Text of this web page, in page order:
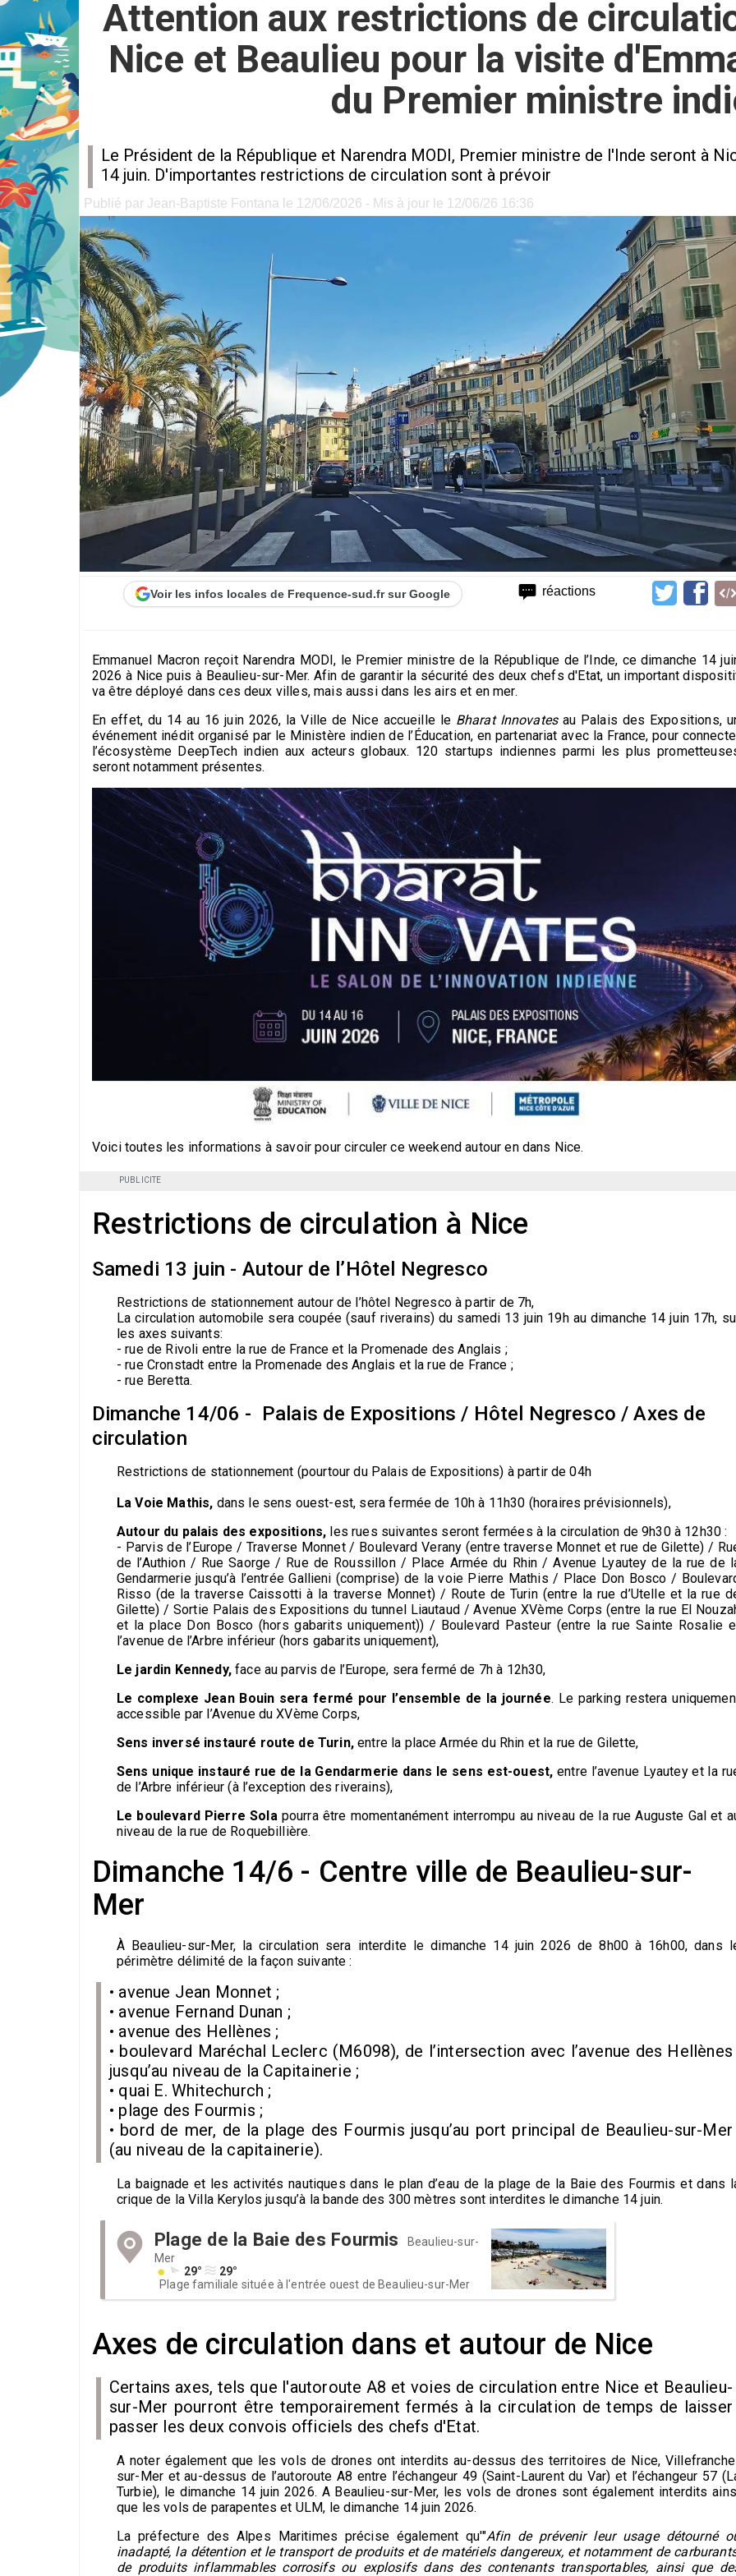
Attention aux restrictions de
Nice et Beaulieu pour la visite
du Premier ministre
Le Président de la République et Narendra MODI, Premier ministre de l'Inde seront à
14 juin. D'importantes restrictions de circulation sont à prévoir
Publié par Jean-Baptiste Fontana le 12/06/2026 - Mis à jour le 12/06/26 16:36
réactions
Voir les infos locales de Frequence-sud.fr sur Google
Emmanuel Macron reçoit Narendra MODI, le Premier ministre de la République de l’Inde, ce dimanche 14
2026 à Nice puis à Beaulieu-sur-Mer. Afin de garantir la sécurité des deux chefs d'Etat, un important
va être déployé dans ces deux villes, mais aussi dans les airs et en mer.
En effet, du 14 au 16 juin 2026, la Ville de Nice accueille le Bharat Innovatesau Palais des Expositions,
événement inédit organisé par le Ministère indien de l’Éducation, en partenariat avec la France, pour
l’écosystème DeepTech indien aux acteurs globaux. 120 startups indiennes parmi les plus
seront notamment présentes.
Voici toutes les informations à savoir pour circuler ce weekend autour en dans Nice.
PUBLICITE
Restrictions de circulation à Nice
Samedi 13 juin - Autour de l’Hôtel Negresco
Restrictions de stationnement autour de l’hôtel Negresco à partir de 7h,
La circulation automobile sera coupée (sauf riverains) du samedi 13 juin 19h au dimanche 14 juin 17h,
les axes suivants:
- rue de Rivoli entre la rue de France et la Promenade des Anglais ;
- rue Cronstadt entre la Promenade des Anglais et la rue de France ;
- rue Beretta.
Dimanche 14/06 - Palais de Expositions / Hôtel Negresco / Axes de
circulation
Restrictions de stationnement (pourtour du Palais de Expositions) à partir de 04h
La Voie Mathis, dans le sens ouest-est, sera fermée de 10h à 11h30 (horaires prévisionnels),
Autour du palais des expositions, les rues suivantes seront fermées à la circulation de 9h30 à 12h30 :
- Parvis de l’Europe / Traverse Monnet / Boulevard Verany (entre traverse Monnet et rue de Gilette) /
de l’Authion / Rue Saorge / Rue de Roussillon / Place Armée du Rhin / Avenue Lyautey de la rue de
Gendarmerie jusqu’à l’entrée Gallieni (comprise) de la voie Pierre Mathis / Place Don Bosco /
Risso (de la traverse Caissotti à la traverse Monnet) / Route de Turin (entre la rue d’Utelle et la rue
Gilette) / Sortie Palais des Expositions du tunnel Liautaud / Avenue XVème Corps (entre la rue El
et la place Don Bosco (hors gabarits uniquement)) / Boulevard Pasteur (entre la rue Sainte Rosalie
l’avenue de l’Arbre inférieur (hors gabarits uniquement),
Le jardin Kennedy,face au parvis de l’Europe, sera fermé de 7h à 12h30,
Le complexe Jean Bouin sera fermé pour l’ensemble de la journée. Le parking restera
accessible par l’Avenue du XVème Corps,
Sens inversé instauré route de Turin,entre la place Armée du Rhin et la rue de Gilette,
Sens unique instauré rue de la Gendarmerie dans le sens est-ouest, entre l’avenue Lyautey et la
de l’Arbre inférieur (à l’exception des riverains),
Le boulevard Pierre Solapourra être momentanément interrompu au niveau de la rue Auguste Gal et
niveau de la rue de Roquebillière.
Dimanche 14/6 - Centre ville de Beaulieu-sur-
Mer
À Beaulieu-sur-Mer, la circulation sera interdite le dimanche 14 juin 2026 de 8h00 à 16h00, dans
périmètre délimité de la façon suivante :
• avenue Jean Monnet ;
• avenue Fernand Dunan ;
• avenue des Hellènes ;
• boulevard Maréchal Leclerc (M6098), de l’intersection avec l’avenue des Hellènes
jusqu’au niveau de la Capitainerie ;
• quai E. Whitechurch ;
• plage des Fourmis ;
• bord de mer, de la plage des Fourmis jusqu’au port principal de Beaulieu-sur-Mer
(au niveau de la capitainerie).
La baignade et les activités nautiques dans le plan d’eau de la plage de la Baie des Fourmis et dans
crique de la Villa Kerylos jusqu’à la bande des 300 mètres sont interdites le dimanche 14 juin.
Plage de la Baie des Fourmis
Beaulieu-sur-
Mer
29°
29°
Plage familiale située à l'entrée ouest de Beaulieu-sur-Mer
Axes de circulation dans et autour de Nice
Certains axes, tels que l'autoroute A8 et voies de circulation entre Nice et Beaulieu-
sur-Mer pourront être temporairement fermés à la circulation de temps de laisser
passer les deux convois officiels des chefs d'Etat.
A noter également que les vols de drones ont interdits au-dessus des territoires de Nice,
sur-Mer et au-dessus de l’autoroute A8 entre l’échangeur 49 (Saint-Laurent du Var) et l’échangeur 57
Turbie), le dimanche 14 juin 2026. A Beaulieu-sur-Mer, les vols de drones sont également interdits
que les vols de parapentes et ULM, le dimanche 14 juin 2026.
La préfecture des Alpes Maritimes précise également qu'"Afin de prévenir leur usage détourné
inadapté, la détention et le transport de produits et de matériels dangereux, et notamment de
de produits inflammables corrosifs ou explosifs dans des contenants transportables, ainsi que